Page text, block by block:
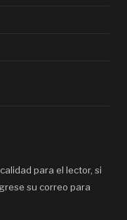
para el lector, si
su correo para